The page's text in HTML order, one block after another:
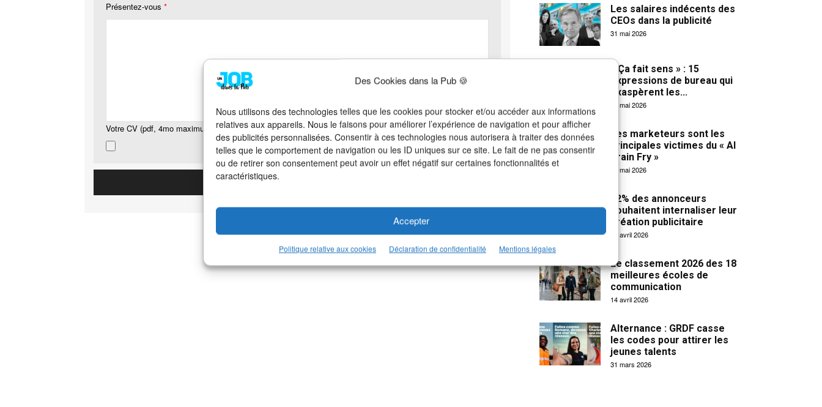
Des Cookies dans la Pub 🍪
Nous utilisons des technologies telles que les cookies pour stocker et/ou accéder aux informations
relatives aux appareils. Nous le faisons pour améliorer l’expérience de navigation et pour afficher
des publicités personnalisées. Consentir à ces technologies nous autorisera à traiter des données
telles que le comportement de navigation ou les ID uniques sur ce site. Le fait de ne pas consentir
ou de retirer son consentement peut avoir un effet négatif sur certaines fonctionnalités et
caractéristiques.
Accepter
Politique relative aux cookies Déclaration de confidentialité Mentions légales
Présentez-vous *
Votre CV (pdf, 4mo maximum) *
Les salaires indécents des
CEOs dans la publicité
31 mai 2026
« Ça fait sens » : 15
expressions de bureau qui
exaspèrent les...
27 mai 2026
Les marketeurs sont les
principales victimes du « AI
Brain Fry »
19 mai 2026
32% des annonceurs
souhaitent internaliser leur
création publicitaire
15 avril 2026
Le classement 2026 des 18
meilleures écoles de
communication
14 avril 2026
Alternance : GRDF casse
les codes pour attirer les
jeunes talents
31 mars 2026